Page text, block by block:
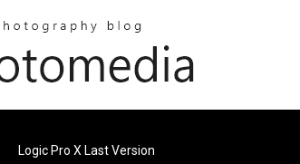
Logic Pro X Last Version